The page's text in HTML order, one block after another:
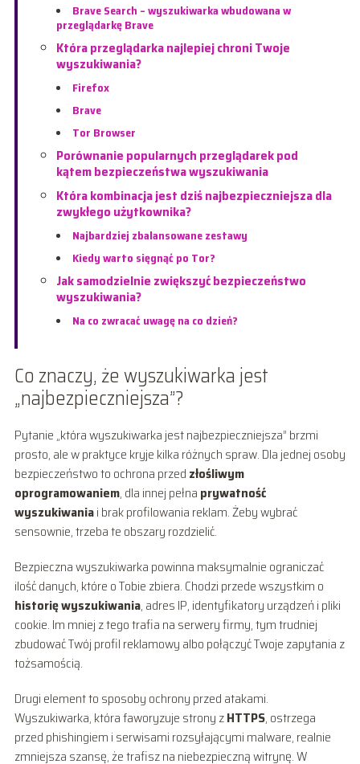
Brave Search – wyszukiwarka wbudowana w
przeglądarkę Brave
Która przeglądarka najlepiej chroni Twoje
wyszukiwania?
Firefox
Brave
Tor Browser
Porównanie popularnych przeglądarek pod
kątem bezpieczeństwa wyszukiwania
Która kombinacja jest dziś najbezpieczniejsza dla
zwykłego użytkownika?
Najbardziej zbalansowane zestawy
Kiedy warto sięgnąć po Tor?
Jak samodzielnie zwiększyć bezpieczeństwo
wyszukiwania?
Na co zwracać uwagę na co dzień?
Co znaczy, że wyszukiwarka jest
„najbezpieczniejsza”?
Pytanie „która wyszukiwarka jest najbezpieczniejsza” brzmi
prosto, ale w praktyce kryje kilka różnych spraw. Dla jednej osoby
bezpieczeństwo to ochrona przed złośliwym
oprogramowaniem, dla innej pełna prywatność
wyszukiwaniai brak profilowania reklam. Żeby wybrać
sensownie, trzeba te obszary rozdzielić.
Bezpieczna wyszukiwarka powinna maksymalnie ograniczać
ilość danych, które o Tobie zbiera. Chodzi przede wszystkim o
historię wyszukiwania, adres IP, identyfikatory urządzeń i pliki
cookie. Im mniej z tego trafia na serwery firmy, tym trudniej
zbudować Twój profil reklamowy albo połączyć Twoje zapytania z
tożsamością.
Drugi element to sposoby ochrony przed atakami.
Wyszukiwarka, która faworyzuje strony zHTTPS, ostrzega
przed phishingiem i serwisami rozsyłającymi malware, realnie
zmniejsza szansę, że trafisz na niebezpieczną witrynę. W